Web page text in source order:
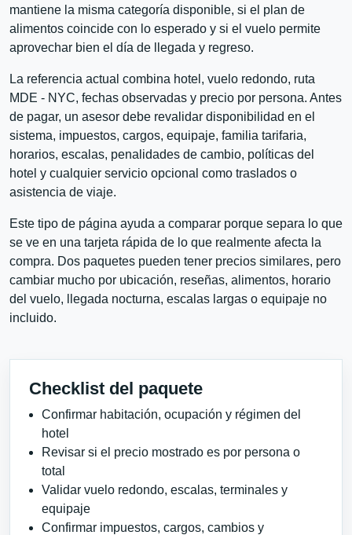
mantiene la misma categoría disponible, si el plan de
alimentos coincide con lo esperado y si el vuelo permite
aprovechar bien el día de llegada y regreso.
La referencia actual combina hotel, vuelo redondo, ruta
MDE - NYC, fechas observadas y precio por persona. Antes
de pagar, un asesor debe revalidar disponibilidad en el
sistema, impuestos, cargos, equipaje, familia tarifaria,
horarios, escalas, penalidades de cambio, políticas del
hotel y cualquier servicio opcional como traslados o
asistencia de viaje.
Este tipo de página ayuda a comparar porque separa lo que
se ve en una tarjeta rápida de lo que realmente afecta la
compra. Dos paquetes pueden tener precios similares, pero
cambiar mucho por ubicación, reseñas, alimentos, horario
del vuelo, llegada nocturna, escalas largas o equipaje no
incluido.
Checklist del paquete
Confirmar habitación, ocupación y régimen del
hotel
Revisar si el precio mostrado es por persona o
total
Validar vuelo redondo, escalas, terminales y
equipaje
Confirmar impuestos, cargos, cambios y